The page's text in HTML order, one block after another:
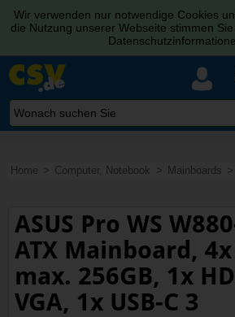
Wir verwenden nur notwendige Cookies
die Nutzung unserer Webseite stimmen
Home Computer, Notebook Mainboards
ASUS Pro WS
ATX Mainboard, 4x
max. 256GB, 1x
VGA, 1x USB-C 3